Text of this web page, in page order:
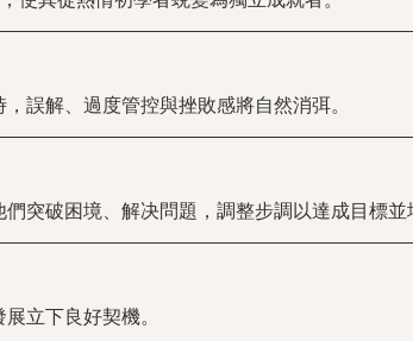
誤解、過度管控與挫敗感將自然消弭。
突破困境、解决問題，調整步調以達成目標並
立下良好契機。